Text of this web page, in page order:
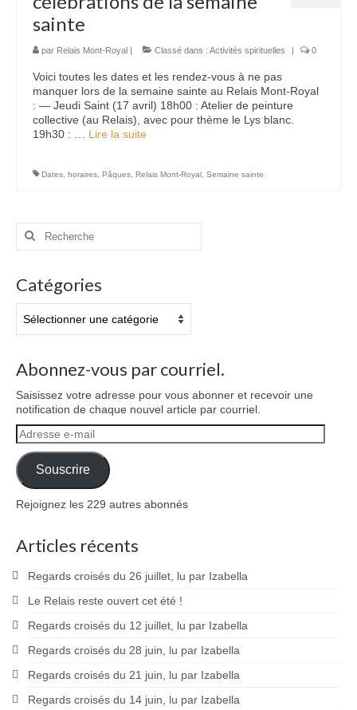
sainte
par Relais Mont-Royal | Classé dans : Activités spirituelles | 0
Voici toutes les dates et les rendez-vous à ne pas
manquer lors de la semaine sainte au Relais Mont-Royal
: — Jeudi Saint (17 avril) 18h00 : Atelier de peinture
collective (au Relais), avec pour thème le Lys blanc.
19h30 : … Lire la suite­­
Dates horaires Pâques Relais Mont-Royal Semaine sainte
Rechercher
Catégories
Abonnez-vous par courriel.
Saisissez votre adresse pour vous abonner et recevoir une
notification de chaque nouvel article par courriel.
Adresse
e-
mail
Souscrire
Rejoignez les 229 autres abonnés
Articles récents
Regards croisés du 26 juillet, lu par Izabella
Le Relais reste ouvert cet été !
Regards croisés du 12 juillet, lu par Izabella
Regards croisés du 28 juin, lu par Izabella
Regards croisés du 21 juin, lu par Izabella
Regards croisés du 14 juin, lu par Izabella